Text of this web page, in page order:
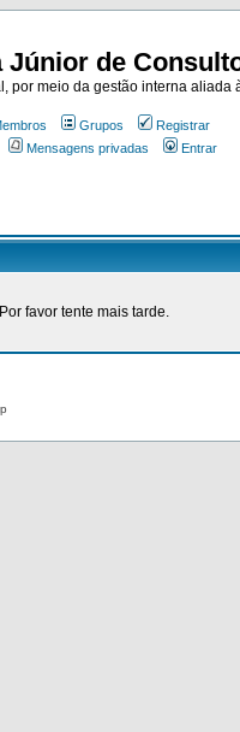
Júnior de
meio da gestão interna aliada
Grupos
Registrar
Mensagens privadas Entrar
favor tente mais tarde.